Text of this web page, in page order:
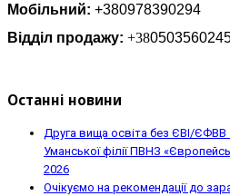
Мобільний: +380978390294
Відділ продажу: +38
Останні новини
Друга вища освіта без ЄВІ/ЄФВВ
Уманської філії ПВНЗ
2026
Очікуємо на рекомендації до